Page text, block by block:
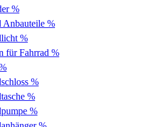
%
Anbauteile %
%
für Fahrrad %
%
%
%